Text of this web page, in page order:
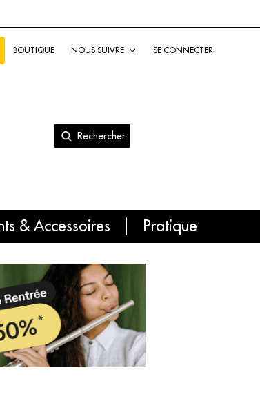
BOUTIQUE NOUS SUIVRE SE CONNECTER
Rechercher
& Accessoires Pratique